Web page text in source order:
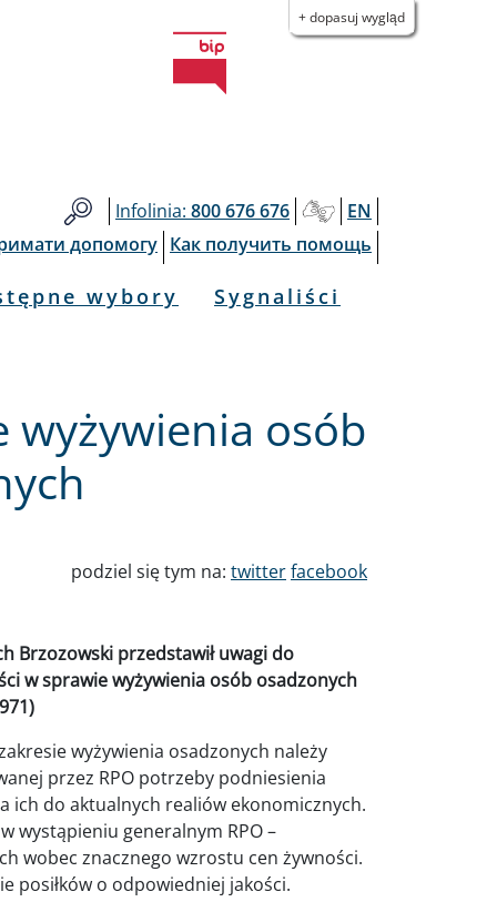
+ dopasuj wygląd
Infolinia: 800 676 676
EN
допомогу Как получить помощь
wybory Sygnaliści
wyżywienia osób
podziel się tym na: twitterfacebook
Brzozowski przedstawił uwagi do
w sprawie wyżywienia osób osadzonych
wyżywienia osadzonych należy
przez RPO potrzeby podniesienia
ich do aktualnych realiów ekonomicznych.
wystąpieniu generalnym RPO –
wobec znacznego wzrostu cen żywności.
posiłków o odpowiedniej jakości.